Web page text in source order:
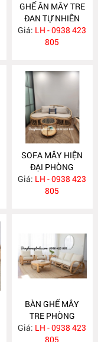
GHẾ ĂN MÂY TRE
ĐAN TỰ NHIÊN
MA781
Giá: LH - 0938 423
805
SOFA MÂY HIỆN
ĐẠI PHÒNG
KHÁCH MA777
Giá: LH - 0938 423
805
BÀN GHẾ MÂY
TRE PHÒNG
KHÁCH MA764
Giá: LH - 0938 423
805